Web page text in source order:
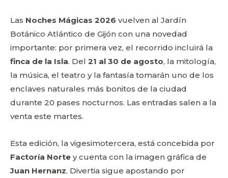
Las Noches Mágicas 2026 vuelven al Jardín
Botánico Atlántico de Gijón con una novedad
importante: por primera vez, el recorrido incluirá la
finca de la Isla. Del 21 al 30 de agosto, la mitología,
la música, el teatro y la fantasía tomarán uno de los
enclaves naturales más bonitos de la ciudad
durante 20 pases nocturnos. Las entradas salen a la
venta este martes.
Esta edición, la vigesimotercera, está concebida por
Factoría Norte y cuenta con la imagen gráfica de
Juan Hernanz. Divertia sigue apostando por